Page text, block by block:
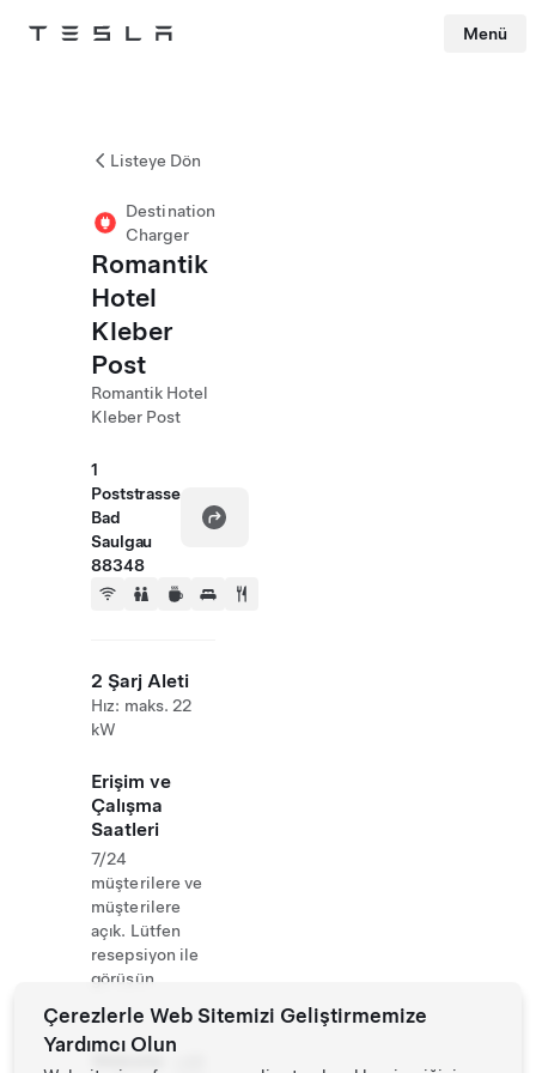
Tesla Menü
Listeye Dön
Destination
Charger
Romantik
Hotel
Kleber
Post
Romantik Hotel
Kleber Post
1
Poststrasse
Bad
Saulgau
88348
2 Şarj Aleti
Hız: maks. 22
kW
Erişim ve
Çalışma
Saatleri
7/24
müşterilere ve
müşterilere
açık. Lütfen
resepsiyon ile
görüşün
Çerezlerle Web Sitemizi Geliştirmemize
Yardımcı Olun